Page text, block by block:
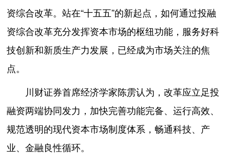
资综合改革。站在“十五五”的新起点，如何通过投融
资综合改革充分发挥资本市场的枢纽功能，服务好科
技创新和新质生产力发展，已经成为市场关注的焦
点。
川财证券首席经济学家陈雳认为，改革应立足投
融资两端协同发力，加快完善功能完备、运行高效、
规范透明的现代资本市场制度体系，畅通科技、产
业、金融良性循环。